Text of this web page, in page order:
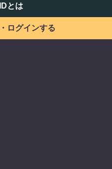
とは
ログインする